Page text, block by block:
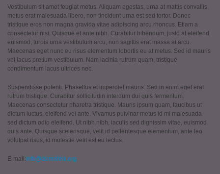
Vestibulum sit amet feugiat metus. Aliquam egestas, urna at mattis convallis,
metus erat malesuada libero, non tincidunt urna est sed tortor. Donec
tristique eros non magna gravida vitae adipiscing arcu rhoncus. Etiam a
consectetur nisi. Quisque et ante nibh. Curabitur bibendum, justo at eleifend
euismod, turpis urna vestibulum arcu, non sagittis erat massa at arcu.
Maecenas eget nunc eu risus elementum lobortis eu at metus. Sed id mauris
vel lacus pretium vestibulum. Nam lacinia rutrum quam, tristique
condimentum lacus ultrices nec.
Suspendisse potenti. Phasellus et imperdiet mauris. Sed in enim eget erat
rutrum tristique. Curabitur sollicitudin interdum dui quis fermentum.
Maecenas consectetur pharetra tristique. Mauris ipsum quam, faucibus ut
dictum luctus, eleifend vel ante. Vivamus pulvinar metus id mi malesuada
sed dictum odio eleifend. Ut nibh nibh, iaculis sed dignissim vitae, euismod
quis ante. Quisque scelerisque, velit id pellentesque elementum, ante leo
volutpat risus, id molestie velit est eu lectus.
E-mail:info@demolink.org